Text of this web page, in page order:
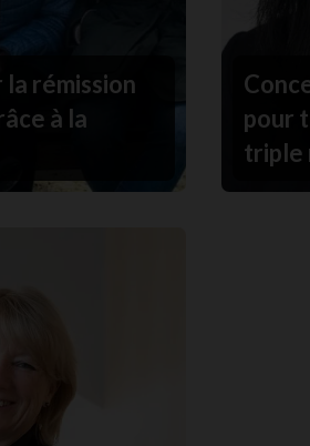
rémission
à la
pour
triple